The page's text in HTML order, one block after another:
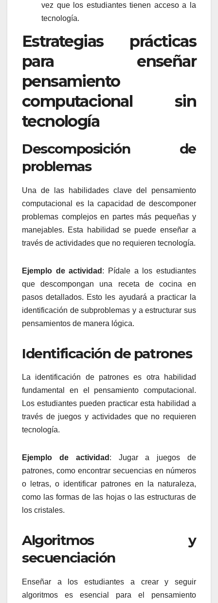
vez que los estudiantes tienen acceso a la
tecnología.
Estrategias prácticas
para enseñar
pensamiento
computacional sin
tecnología
Descomposición de
problemas
Una de las habilidades clave del pensamiento
computacional es la capacidad de descomponer
problemas complejos en partes más pequeñas y
manejables. Esta habilidad se puede enseñar a
través de actividades que no requieren tecnología.
Ejemplo de actividad : Pídale a los estudiantes
que descompongan una receta de cocina en
pasos detallados. Esto les ayudará a practicar la
identificación de subproblemas y a estructurar sus
pensamientos de manera lógica.
Identificación de patrones
La identificación de patrones es otra habilidad
fundamental en el pensamiento computacional.
Los estudiantes pueden practicar esta habilidad a
través de juegos y actividades que no requieren
tecnología.
Ejemplo de actividad : Jugar a juegos de
patrones, como encontrar secuencias en números
o letras, o identificar patrones en la naturaleza,
como las formas de las hojas o las estructuras de
los cristales.
Algoritmos y
secuenciación
Enseñar a los estudiantes a crear y seguir
algoritmos es esencial para el pensamiento